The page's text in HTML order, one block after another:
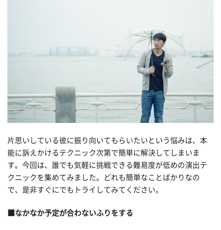
片思いしている彼に振り向いてもらいたいという悩みは、本
能に訴えかけるテクニック次第で簡単に解決してしまいま
す。今回は、誰でも気軽に挑戦できる難易度が低めの演出テ
クニックを集めてみました。どれも簡単なことばかりなの
で、是非すぐにでもトライしてみてください。
■なかなか予定が合わないふりをする